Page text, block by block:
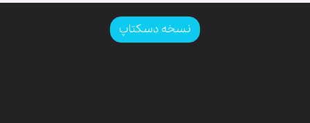
نسخه دسکتاپ